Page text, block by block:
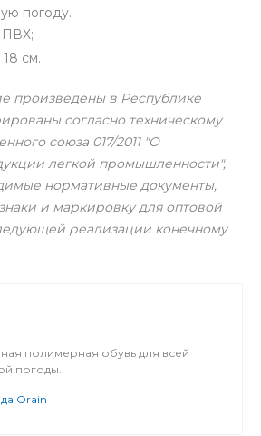
погоду.
ПВХ;
см.
произведены в Республике
согласно техническому
союза 017/2011 "О
легкой промышленности",
нормативные документы,
и маркировку для оптовой
реализации конечному
полимерная обувь для всей
погоды.
Orain